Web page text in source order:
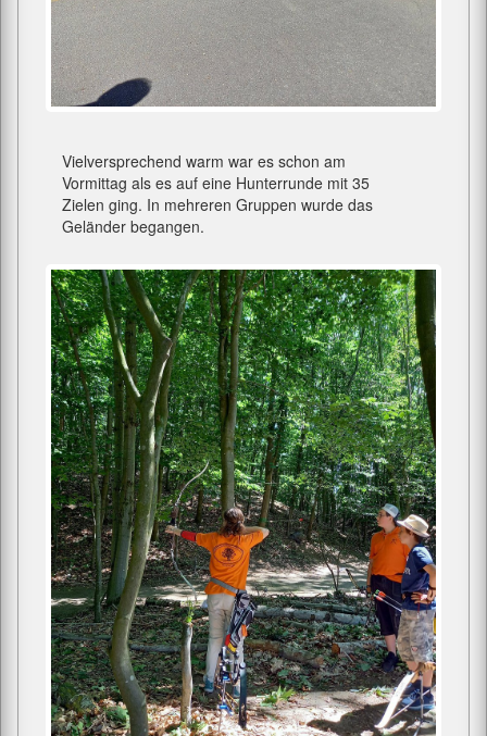
Vielversprechend warm war es schon am
Vormittag als es auf eine Hunterrunde mit 35
Zielen ging. In mehreren Gruppen wurde das
Geländer begangen.